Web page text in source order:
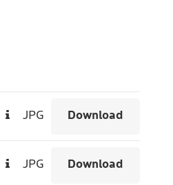
JPG Download
JPG Download